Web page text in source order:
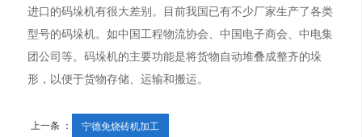
进口的码垛机有很大差别。目前我国已有不少厂家生产了各类
型号的码垛机。如中国工程物流协会、中国电子商会、中电集
团公司等。码垛机的主要功能是将货物自动堆叠成整齐的垛
形，以便于货物存储、运输和搬运。
上一条 ： 宁德免烧砖机加工